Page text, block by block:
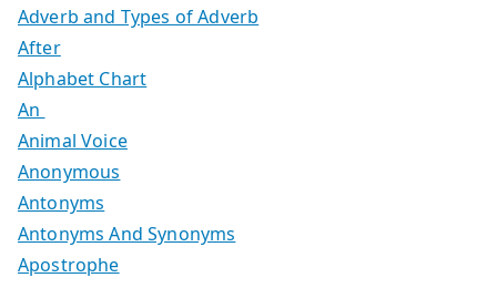
Adverb and Types of Adverb
After
Alphabet Chart
An
Animal Voice
Anonymous
Antonyms
Antonyms And Synonyms
Apostrophe